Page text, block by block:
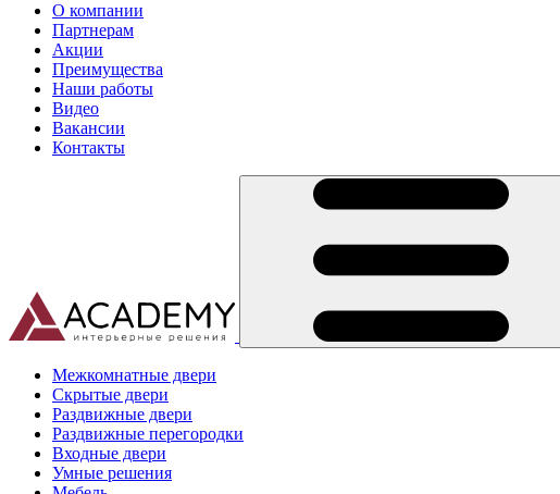
О компании
Партнерам
Акции
Преимущества
Наши работы
Видео
Вакансии
Контакты
Межкомнатные двери
Скрытые двери
Раздвижные двери
Раздвижные перегородки
Входные двери
Умные решения